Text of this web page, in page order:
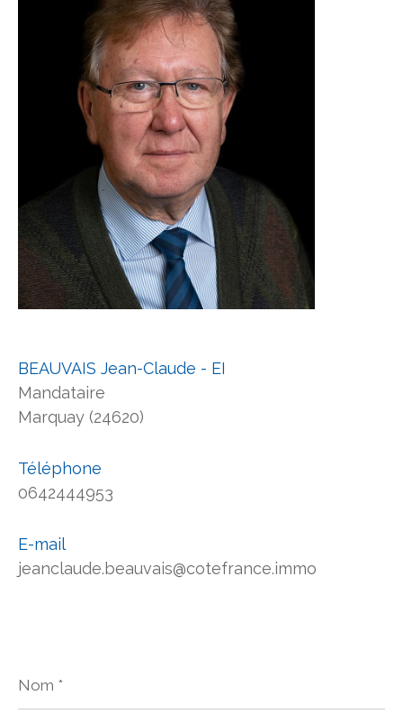
BEAUVAIS Jean-Claude - EI
Mandataire
Marquay (24620)
Téléphone
0642444953
E-mail
jeanclaude.beauvais@cotefrance.immo
*